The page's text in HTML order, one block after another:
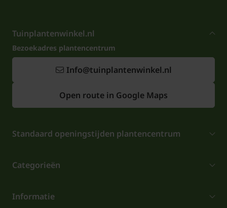
Tuinplantenwinkel.nl
Bezoekadres plantencentrum
Info@tuinplantenwinkel.nl
Open route in Google Maps
Standaard openingstijden plantencentrum
Categorieën
Informatie